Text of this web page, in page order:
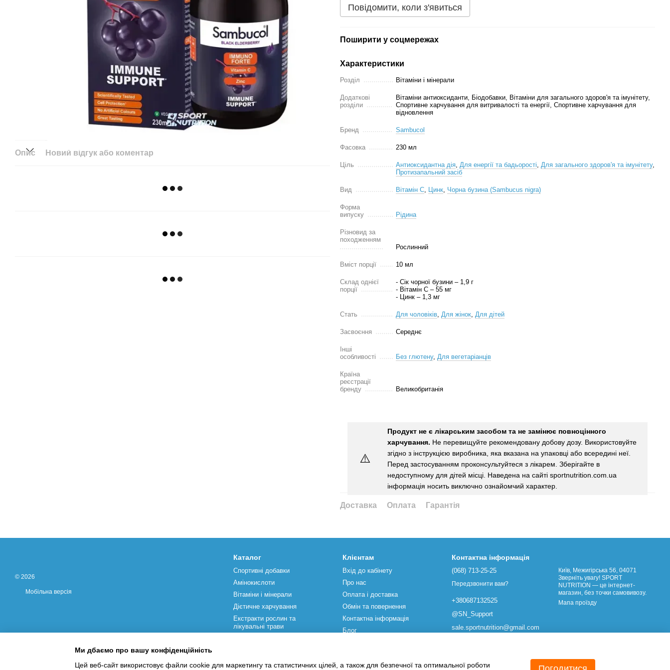
Опис Новий відгук або коментар
Повідомити, коли з'явиться
Поширити у соцмережах
Характеристики
Розділ Вітаміни і мінерали
Додаткові
розділи
Вітаміни антиоксиданти, Біодобавки, Вітаміни для загального здоров'я та імунітету,
Спортивне харчування для витривалості та енергії, Спортивне харчування для
відновлення
Бренд Sambucol
Фасовка 230 мл
Ціль Антиоксидантна дія, Для енергії та бадьорості, Для загального здоров'я та імунітету,
Протизапальний засіб
Вид Вітамін С, Цинк, Чорна бузина (Sambucus nigra)
Форма
випуску
Рідина
Різновид за
походженням
Рослинний
Вміст порції 10 мл
Склад однієї
порції
- Сік чорної бузини – 1,9 г
- Вітамін C – 55 мг
- Цинк – 1,3 мг
Стать Для чоловіків, Для жінок, Для дітей
Засвоєння Середнє
Інші
особливості
Без глютену, Для вегетаріанців
Країна
реєстрації
бренду
Великобританія
⚠️
Продукт не є лікарським засобом та не замінює повноцінного
харчування. Не перевищуйте рекомендовану добову дозу. Використовуйте
згідно з інструкцією виробника, яка вказана на упаковці або всередині неї.
Перед застосуванням проконсультуйтеся з лікарем. Зберігайте в
недоступному для дітей місці. Наведена на сайті sportnutrition.com.ua
інформація носить виключно ознайомчий характер.
Доставка Оплата Гарантія
© 2026
Мобільна версія
Каталог
Спортивні добавки
Амінокислоти
Вітаміни і мінерали
Дієтичне харчування
Екстракти рослин та
лікувальні трави
Клієнтам
Вхід до кабінету
Про нас
Оплата і доставка
Обмін та повернення
Контактна інформація
Блог
Відгуки про магазин
Контактна інформація
(068) 713-25-25
Передзвонити вам?
+380687132525
@SN_Support
sale.sportnutrition@gmail.com
Київ, Межигірська 56, 04071
Зверніть увагу! SPORT
NUTRITION — це інтернет-
магазин, без точки самовивозу.
Мапа проїзду
Ми дбаємо про вашу конфіденційність
Цей веб-сайт використовує файли cookie для маркетингу та статистичних цілей, а також для безпечної та оптимальної роботи